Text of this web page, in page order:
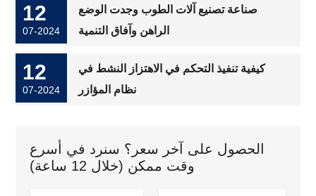
12
07-2024
صناعة تصنيع آلات الطوب وجدت الوضع
الراهن وآفاق التنمية
12
07-2024
كيفية تنفيذ التحكم في الاهتزاز النشط في
نظام المؤازر
الحصول على آخر سعر؟ سنرد في أسرع
وقت ممكن (خلال 12 ساعة)